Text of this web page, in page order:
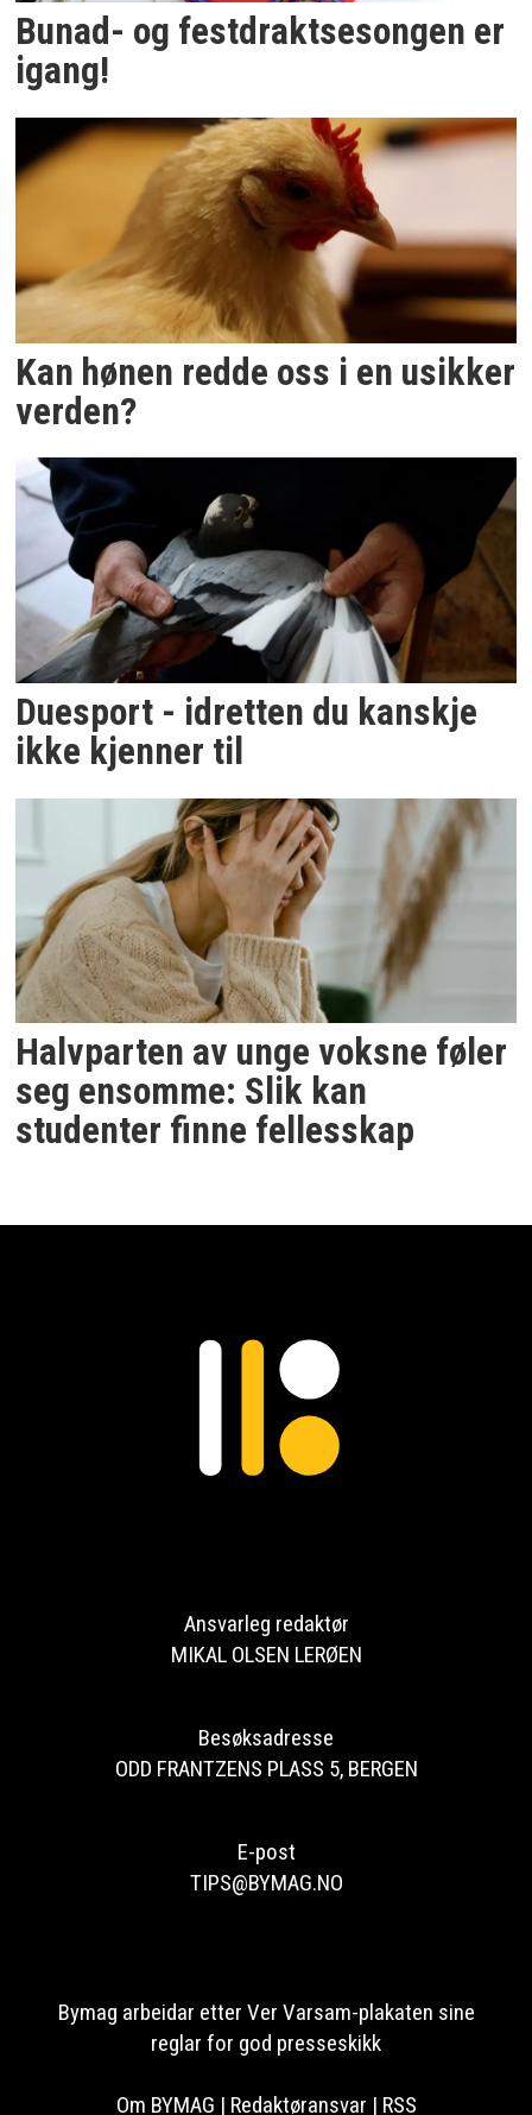
Bunad- og festdraktsesongen er
igang!
Kan hønen redde oss i en usikker
verden?
Duesport - idretten du kanskje
ikke kjenner til
Halvparten av unge voksne føler
seg ensomme: Slik kan
studenter finne fellesskap
Ansvarleg redaktør
MIKAL OLSEN LERØEN
Besøksadresse
ODD FRANTZENS PLASS 5, BERGEN
E-post
TIPS@BYMAG.NO
Bymag arbeidar etter Ver Varsam-plakaten sine
reglar for god presseskikk
Om BYMAG | Redaktøransvar | RSS